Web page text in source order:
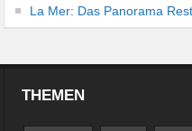
La Mer: Das Panorama
THEMEN